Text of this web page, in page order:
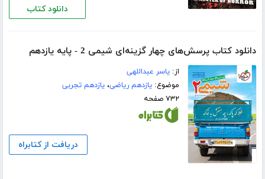
دانلود کتاب
دانلود کتاب پرسش‌های چهار گزینه‌ای شیمی 2 - پایه یازدهم
از:یاسر عبداللهی
موضوع:یازدهم ریاضی،یازدهم تجربی
۷۳۲ صفحه
دریافت از کتابراه